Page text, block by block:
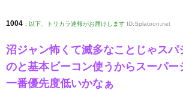
1004 : 以下、トリカラ速報がお届けします ID:Splatoon.net
沼ジャン怖くて滅多なことじゃスパ
のと基本ビーコン使うからスーパー
一番優先度低いかなぁ